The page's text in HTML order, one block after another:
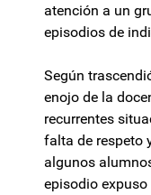
atención a un
episodios de
Según
enojo de la
recurrentes
falta de respeto
algunos
episodio